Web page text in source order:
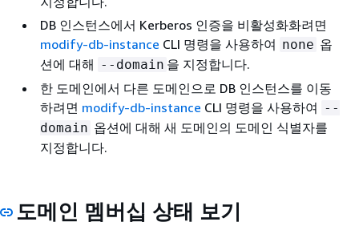
DB 인스턴스에서 Kerberos 인증을 비활성화화려면
modify-db-instance CLI 명령을 사용하여 none 옵
션에 대해 --domain 을 지정합니다.
한 도메인에서 다른 도메인으로 DB 인스턴스를 이동
하려면 modify-db-instance CLI 명령을 사용하여 --
domain 옵션에 대해 새 도메인의 도메인 식별자를
지정합니다.
도메인 멤버십 상태 보기